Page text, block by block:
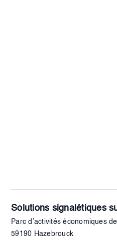
Solutions signalétiques
Parc d’activités économiques
59190 Hazebrouck